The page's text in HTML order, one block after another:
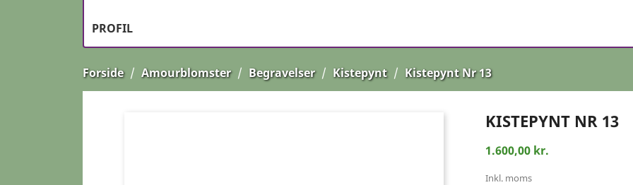
PROFIL
Forside Amourblomster Begravelser Kistepynt Kistepynt Nr 13
KISTEPYNT NR 13
1.600,00 kr.
Inkl. moms